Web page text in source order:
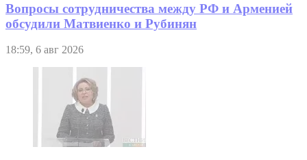
Вопросы сотрудничества между РФ и Арменией
обсудили Матвиенко и Рубинян
18:59, 6 авг 2026